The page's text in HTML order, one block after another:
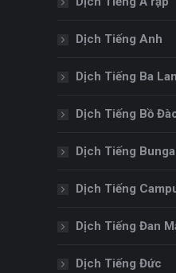
Dịch Tiếng Anh
Dịch Tiếng Ba Lan
Dịch Tiếng Bồ
Dịch Tiếng
Dịch Tiếng
Dịch Tiếng Đan
Dịch Tiếng Đức